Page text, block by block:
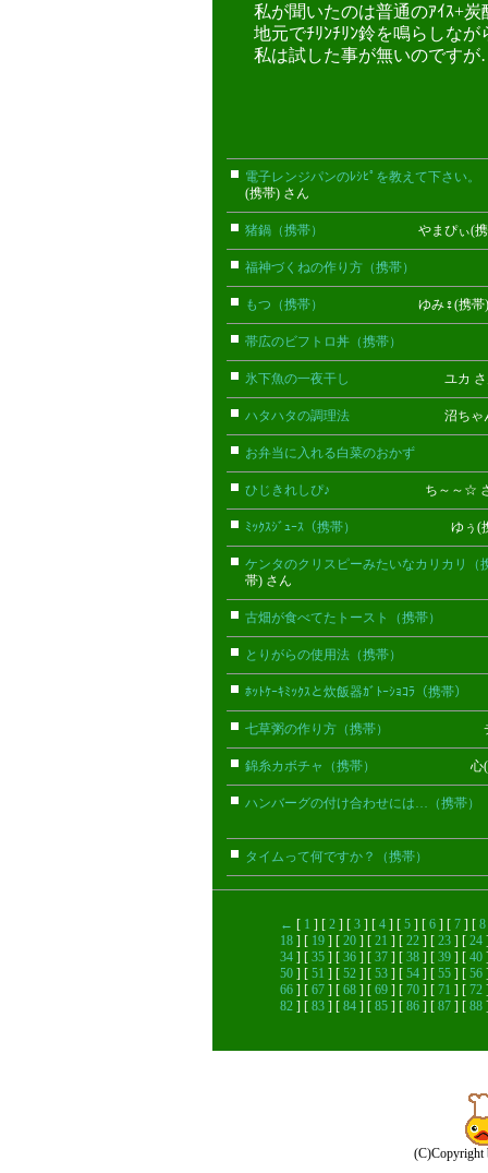
私が聞いたのは普通のｱｲｽ+炭
地元でﾁﾘﾝﾁﾘﾝ鈴を鳴らしな
私は試した事が無いのです
電子レンジパンのﾚｼﾋﾟを教えて下さい。
(携帯) さん
猪鍋（携帯） やまぴぃ(携帯
福神づくねの作り方（携帯）
もつ（携帯） ゆみ♀(携帯)
帯広のビフトロ丼（携帯）
氷下魚の一夜干し ユカ さ
ハタハタの調理法 沼ちゃん
お弁当に入れる白菜のおかず
ひじきれしぴ♪ ち～～☆ さ
ﾐｯｸｽｼﾞｭｰｽ（携帯） ゆぅ(携帯
ケンタのクリスピーみたいなカリカリ（
帯) さん
古畑が食べてたトースト（携帯）
とりがらの使用法（携帯）
ﾎｯﾄｹｰｷﾐｯｸｽと炊飯器ｶﾞﾄｰｼｮｺﾗ（携帯）
七草粥の作り方（携帯） チャイ(
錦糸カボチャ（携帯） 心(携帯
ハンバーグの付け合わせには…（携帯）
タイムって何ですか？（携帯）
← [ 1 ] [ 2 ] [ 3 ] [ 4 ] [ 5 ] [ 6 ] [ 7 ] [ 8
18 ] [ 19 ] [ 20 ] [ 21 ] [ 22 ] [ 23 ] [ 24
34 ] [ 35 ] [ 36 ] [ 37 ] [ 38 ] [ 39 ] [ 40
50 ] [ 51 ] [ 52 ] [ 53 ] [ 54 ] [ 55 ] [ 56
66 ] [ 67 ] [ 68 ] [ 69 ] [ 70 ] [ 71 ] [ 72
82 ] [ 83 ] [ 84 ] [ 85 ] [ 86 ] [ 87 ] [ 88